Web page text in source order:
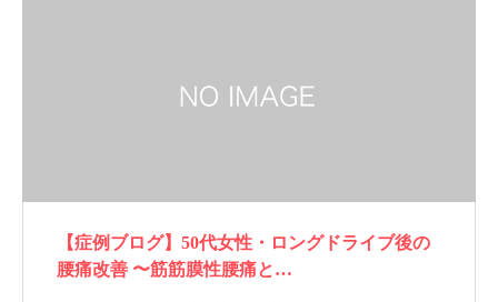
【症例ブログ】50代女性・ロングドライブ後の
腰痛改善 〜筋筋膜性腰痛と…